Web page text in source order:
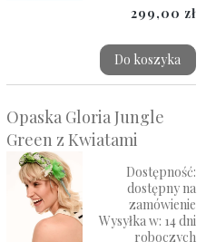
299,00 zł
Do koszyka
Opaska Gloria Jungle
Green z Kwiatami
Dostępność:
dostępny na
zamówienie
Wysyłka w: 14 dni
roboczych